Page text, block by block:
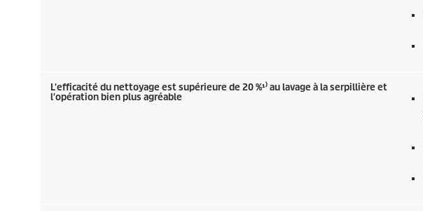
L'efficacité du nettoyage est supérieure de 20 %¹⁾ au lavage à la serpillière et
l'opération bien plus agréable